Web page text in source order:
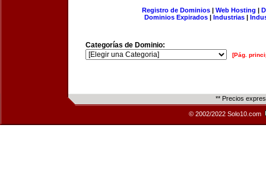
Registro de Dominios| Web Hosting |
Dominios Expirados | Industrias |
Categorías de Dominio:
[Pág.
** Precios
© 2002/2022 Solo10.com